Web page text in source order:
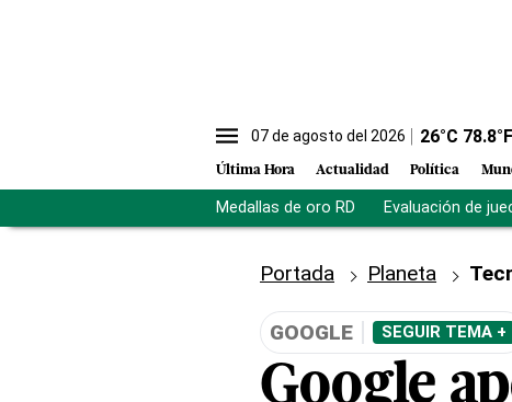
07 de agosto del 2026 26°C 78.8°F
Última Hora Actualidad Política
Medallas de oro RD Evaluación de
Portada Planeta
GOOGLE SEGUIR TEMA +
Google